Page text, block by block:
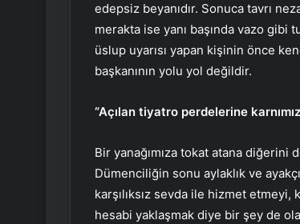
edepsiz beyanıdır. Sonuca tavrı
merakta ise yanı başında vazo gibi
üslup uyarısı yapan kişinin önce
başkanının yolu yol değildir.
“Açılan tiyatro perdelerine
Bir yanağımıza tokat atana diğerini
Dümenciliğin sonu aylaklık ve
karşılıksız sevda ile hizmet
hesabi yaklaşmak diye bir şey de